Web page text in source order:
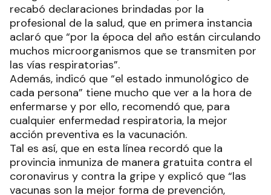
recabó declaraciones brindadas por la
profesional de la salud, que en primera instancia
aclaró que “por la época del año están circulando
muchos microorganismos que se transmiten por
las vías respiratorias”.
Además, indicó que “el estado inmunológico de
cada persona” tiene mucho que ver a la hora de
enfermarse y por ello, recomendó que, para
cualquier enfermedad respiratoria, la mejor
acción preventiva es la vacunación.
Tal es así, que en esta línea recordó que la
provincia inmuniza de manera gratuita contra el
coronavirus y contra la gripe y explicó que “las
vacunas son la mejor forma de prevención,